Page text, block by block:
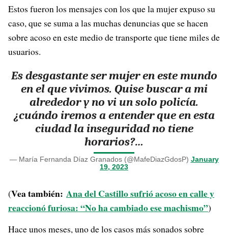
Estos fueron los mensajes con los que la mujer expuso su
caso, que se suma a las muchas denuncias que se hacen
sobre acoso en este medio de transporte que tiene miles de
usuarios.
Es desgastante ser mujer en este mundo
en el que vivimos. Quise buscar a mi
alrededor y no vi un solo policía.
¿cuándo iremos a entender que en esta
ciudad la inseguridad no tiene
horarios?…
— María Fernanda Díaz Granados (@MafeDiazGdosP) January
19, 2023
(Vea también: Ana del Castillo sufrió acoso en calle y
reaccionó furiosa: “No ha cambiado ese machismo”)
Hace unos meses, uno de los casos más sonados sobre